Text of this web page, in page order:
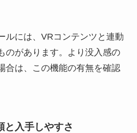
ルには、VRコンテンツと連動
のがあります。より没入感の
合は、この機能の有無を確認
と入手しやすさ